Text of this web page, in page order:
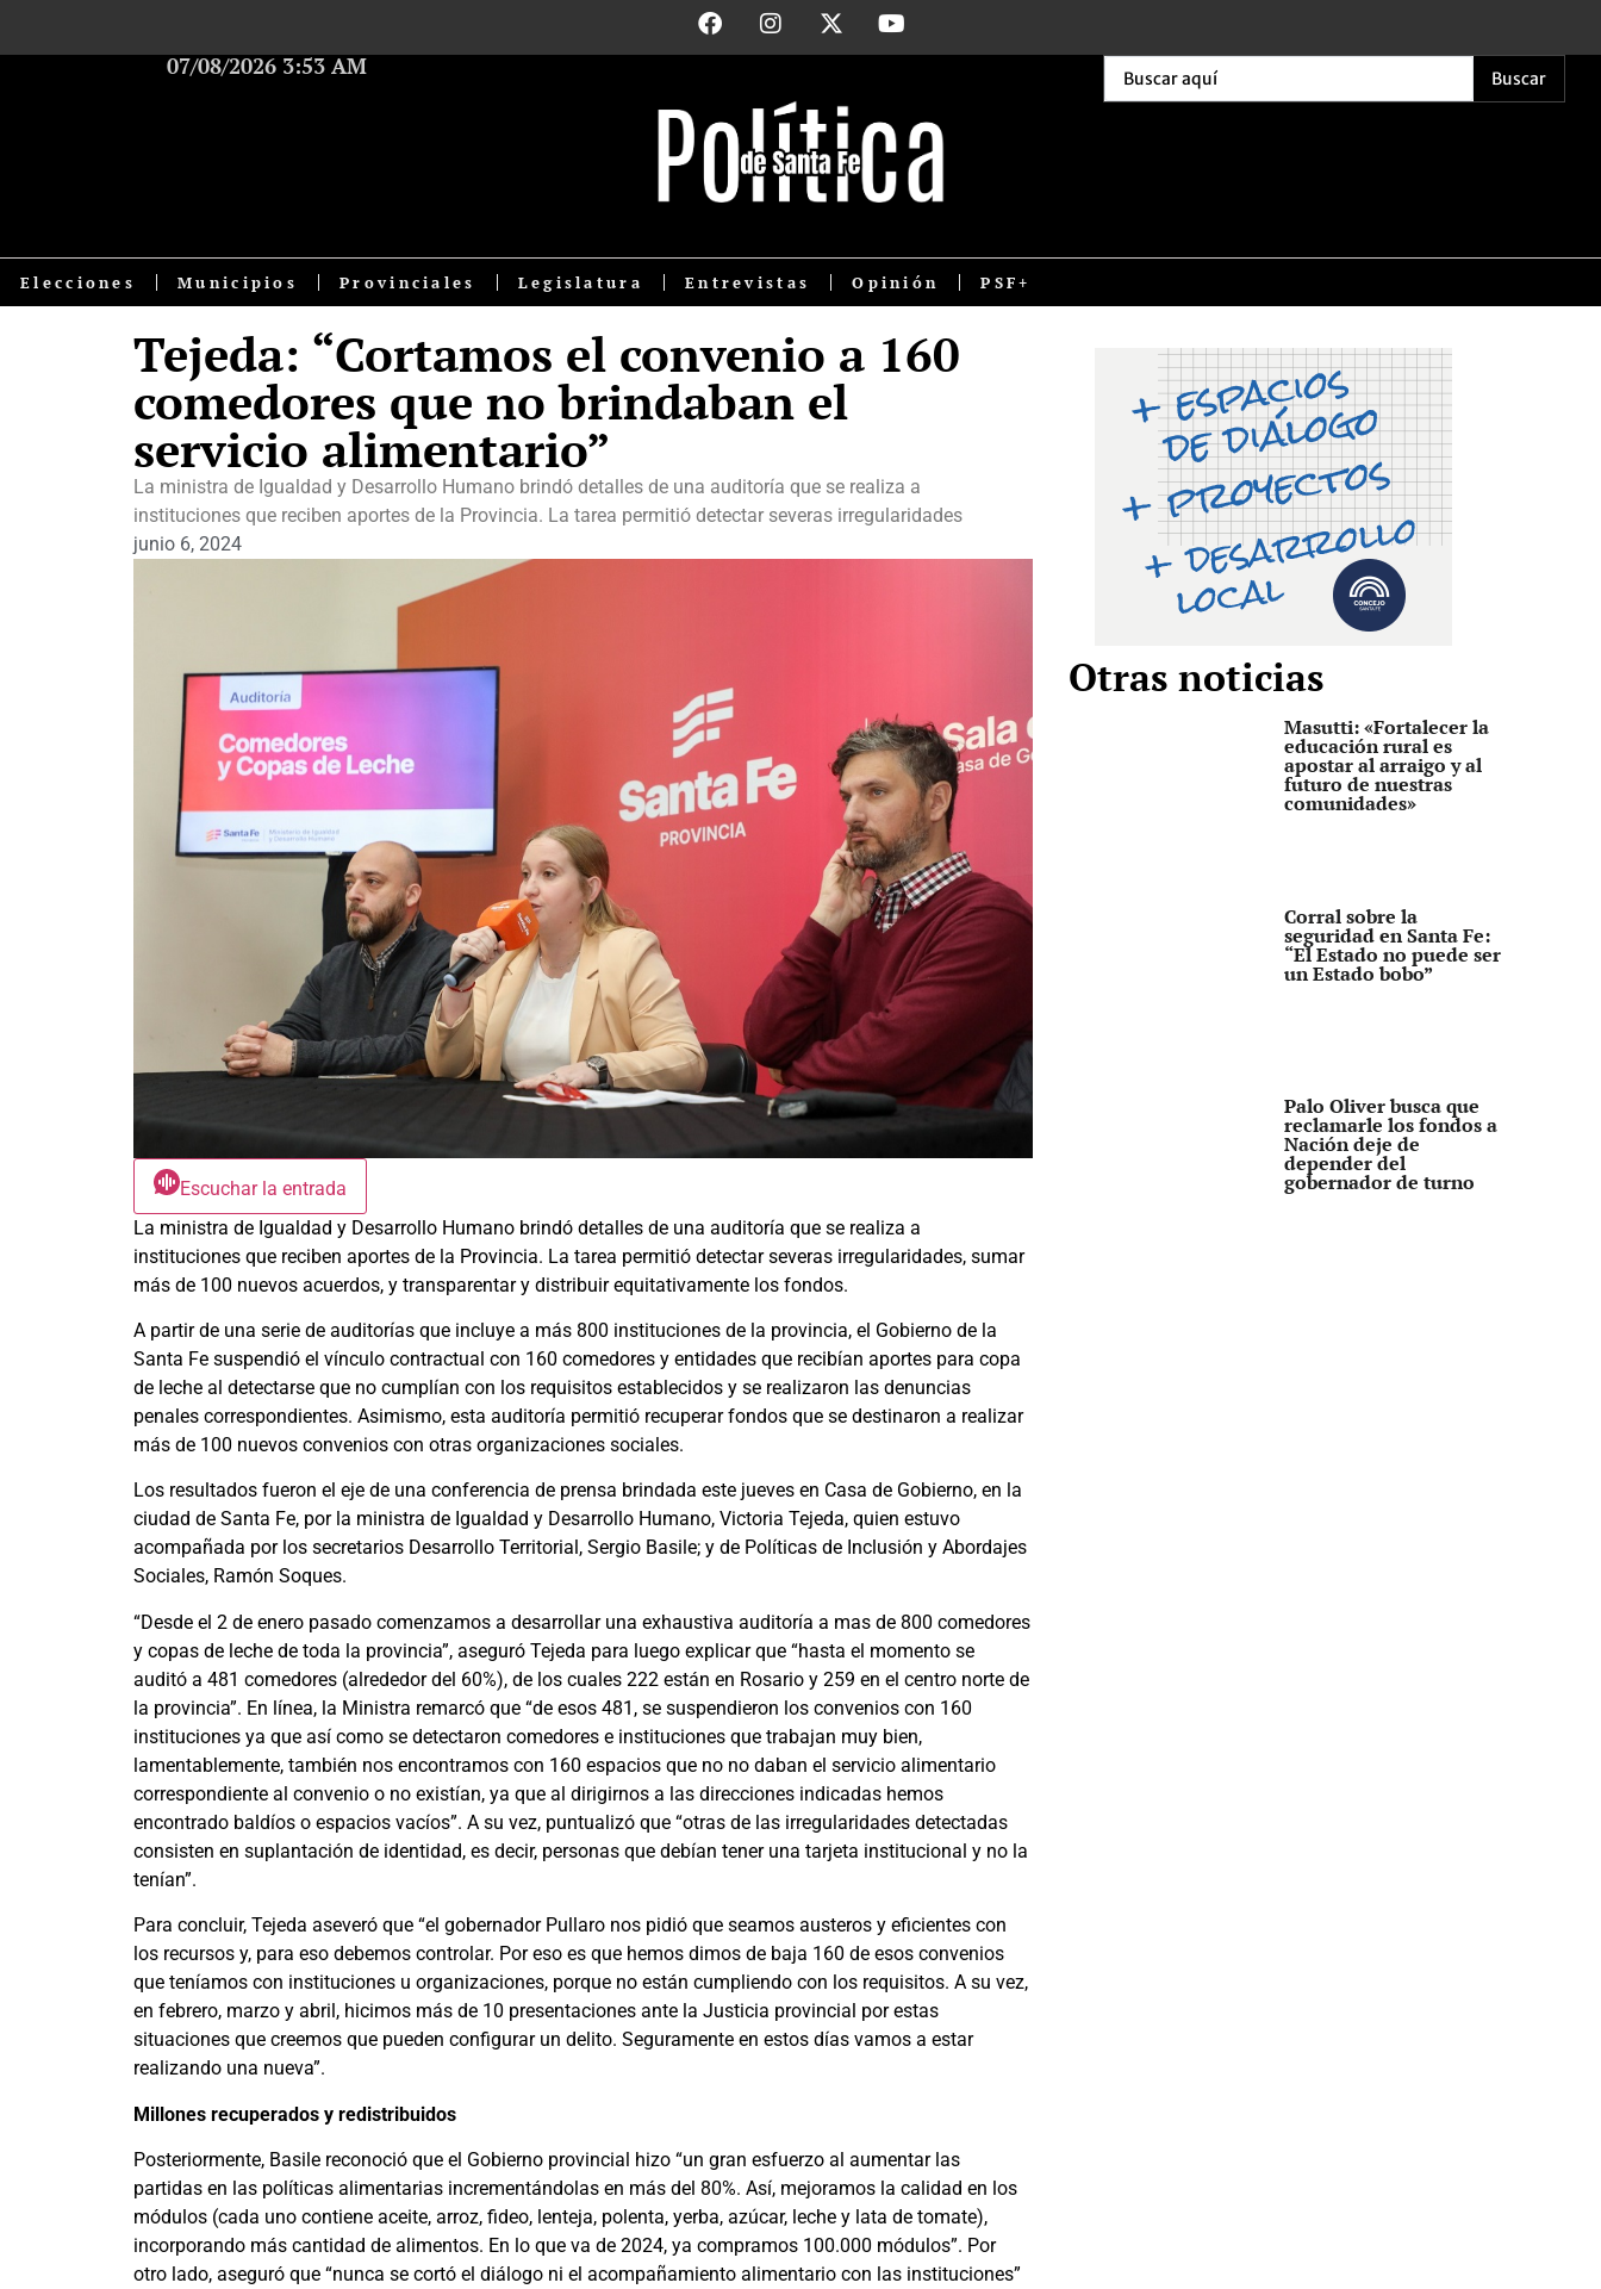
07/08/2026 3:53 AM Buscar
Elecciones Municipios Provinciales Legislatura Entrevistas Opinión PSF+
Tejeda: “Cortamos el convenio a 160
comedores que no brindaban el
servicio alimentario”
La ministra de Igualdad y Desarrollo Humano brindó detalles de una auditoría que se realiza a
instituciones que reciben aportes de la Provincia. La tarea permitió detectar severas irregularidades
junio 6, 2024
Escuchar la entrada
La ministra de Igualdad y Desarrollo Humano brindó detalles de una auditoría que se realiza a
instituciones que reciben aportes de la Provincia. La tarea permitió detectar severas irregularidades, sumar
más de 100 nuevos acuerdos, y transparentar y distribuir equitativamente los fondos.
A partir de una serie de auditorías que incluye a más 800 instituciones de la provincia, el Gobierno de la
Santa Fe suspendió el vínculo contractual con 160 comedores y entidades que recibían aportes para copa
de leche al detectarse que no cumplían con los requisitos establecidos y se realizaron las denuncias
penales correspondientes. Asimismo, esta auditoría permitió recuperar fondos que se destinaron a realizar
más de 100 nuevos convenios con otras organizaciones sociales.
Los resultados fueron el eje de una conferencia de prensa brindada este jueves en Casa de Gobierno, en la
ciudad de Santa Fe, por la ministra de Igualdad y Desarrollo Humano, Victoria Tejeda, quien estuvo
acompañada por los secretarios Desarrollo Territorial, Sergio Basile; y de Políticas de Inclusión y Abordajes
Sociales, Ramón Soques.
“Desde el 2 de enero pasado comenzamos a desarrollar una exhaustiva auditoría a mas de 800 comedores
y copas de leche de toda la provincia”, aseguró Tejeda para luego explicar que “hasta el momento se
auditó a 481 comedores (alrededor del 60%), de los cuales 222 están en Rosario y 259 en el centro norte de
la provincia”. En línea, la Ministra remarcó que “de esos 481, se suspendieron los convenios con 160
instituciones ya que así como se detectaron comedores e instituciones que trabajan muy bien,
lamentablemente, también nos encontramos con 160 espacios que no no daban el servicio alimentario
correspondiente al convenio o no existían, ya que al dirigirnos a las direcciones indicadas hemos
encontrado baldíos o espacios vacíos”. A su vez, puntualizó que “otras de las irregularidades detectadas
consisten en suplantación de identidad, es decir, personas que debían tener una tarjeta institucional y no la
tenían”.
Para concluir, Tejeda aseveró que “el gobernador Pullaro nos pidió que seamos austeros y eficientes con
los recursos y, para eso debemos controlar. Por eso es que hemos dimos de baja 160 de esos convenios
que teníamos con instituciones u organizaciones, porque no están cumpliendo con los requisitos. A su vez,
en febrero, marzo y abril, hicimos más de 10 presentaciones ante la Justicia provincial por estas
situaciones que creemos que pueden configurar un delito. Seguramente en estos días vamos a estar
realizando una nueva”.
Millones recuperados y redistribuidos
Posteriormente, Basile reconoció que el Gobierno provincial hizo “un gran esfuerzo al aumentar las
partidas en las políticas alimentarias incrementándolas en más del 80%. Así, mejoramos la calidad en los
módulos (cada uno contiene aceite, arroz, fideo, lenteja, polenta, yerba, azúcar, leche y lata de tomate),
incorporando más cantidad de alimentos. En lo que va de 2024, ya compramos 100.000 módulos”. Por
otro lado, aseguró que “nunca se cortó el diálogo ni el acompañamiento alimentario con las instituciones”
Otras noticias
Masutti: «Fortalecer la
educación rural es
apostar al arraigo y al
futuro de nuestras
comunidades»
Corral sobre la
seguridad en Santa Fe:
“El Estado no puede ser
un Estado bobo”
Palo Oliver busca que
reclamarle los fondos a
Nación deje de
depender del
gobernador de turno